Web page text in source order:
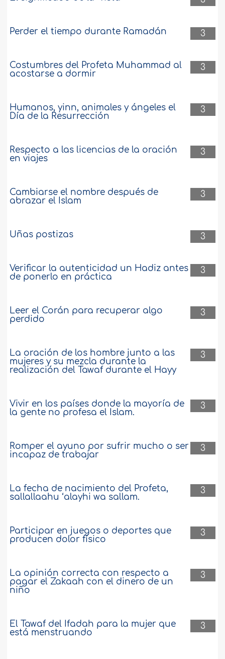
3
Perder el tiempo durante Ramadán
3
Costumbres del Profeta Muhammad al
acostarse a dormir
3
Humanos, yinn, animales y ángeles el
Día de la Resurrección
3
Respecto a las licencias de la oración
en viajes
3
Cambiarse el nombre después de
abrazar el Islam
3
Uñas postizas
3
Verificar la autenticidad un Hadiz antes
de ponerlo en práctica
3
Leer el Corán para recuperar algo
perdido
3
La oración de los hombre junto a las
mujeres y su mezcla durante la
realización del Tawaf durante el Hayy
3
Vivir en los países donde la mayoría de
la gente no profesa el Islam.
3
Romper el ayuno por sufrir mucho o ser
incapaz de trabajar
3
La fecha de nacimiento del Profeta,
sallallaahu ‘alayhi wa sallam.
3
Participar en juegos o deportes que
producen dolor físico
3
La opinión correcta con respecto a
pagar el Zakaah con el dinero de un
niño
3
El Tawaf del Ifadah para la mujer que
está menstruando